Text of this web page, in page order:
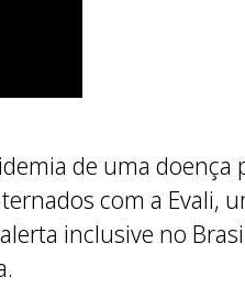
de uma
com a Evali,
inclusive no